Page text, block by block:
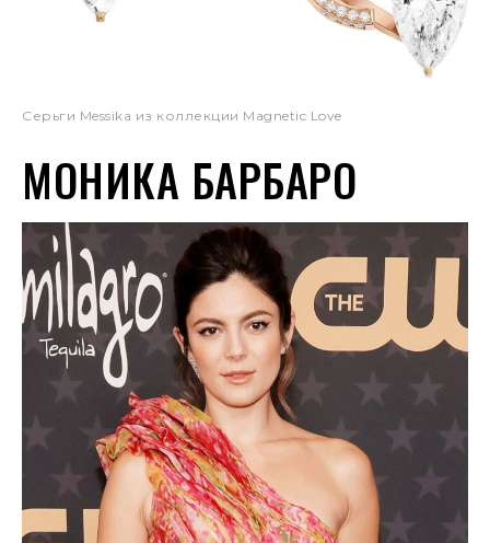
Серьги Messika из коллекции Magnetic Love
МОНИКА БАРБАРО